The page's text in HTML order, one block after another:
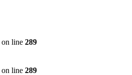
on line 289
on line 289